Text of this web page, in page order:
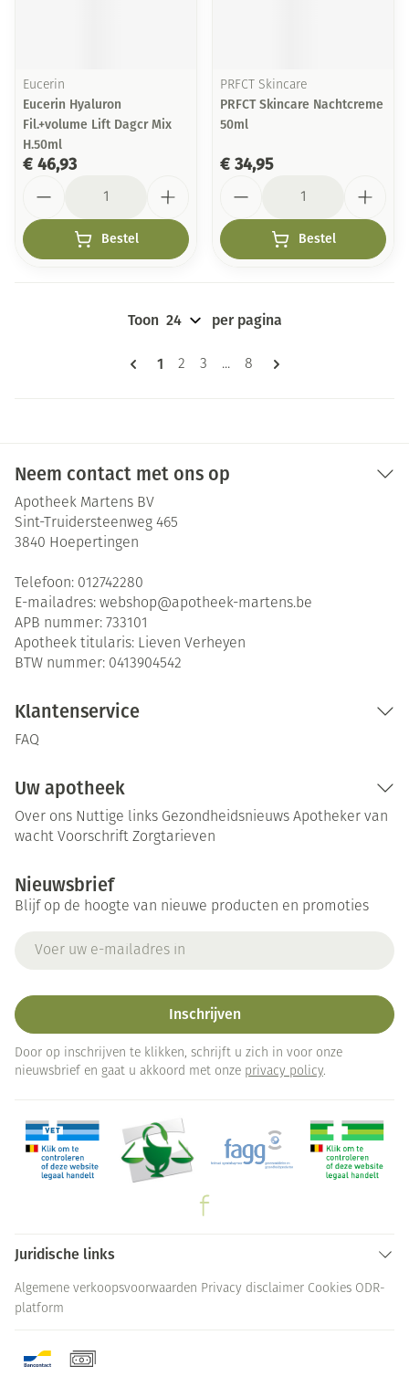
Eucerin
Eucerin Hyaluron
Fil.+volume Lift Dagcr Mix
H.50ml
€ 46,93
Bestel
PRFCT Skincare
PRFCT Skincare Nachtcreme
50ml
€ 34,95
Bestel
Pagina's
U lees momenteel pagina
1 Pagina
2 Pagina
3 ... Pagina
8
Toon per pagina
Neem contact met ons op
Apotheek Martens BV
Sint-Truidersteenweg 465
3840 Hoepertingen
Telefoon: 012742280
E-mailadres: webshop@apotheek-martens.be
APB nummer: 733101
Apotheek titularis: Lieven Verheyen
BTW nummer: 0413904542
Klantenservice
FAQ
Uw apotheek
Over ons Nuttige links Gezondheidsnieuws Apotheker van
wacht Voorschrift Zorgtarieven
Nieuwsbrief
Blijf op de hoogte van nieuwe producten en promoties
Inschrijven
Door op inschrijven te klikken, schrijft u zich in voor onze
nieuwsbrief en gaat u akkoord met onze privacy policy.
Juridische links
Algemene verkoopsvoorwaarden Privacy disclaimer Cookies ODR-
platform